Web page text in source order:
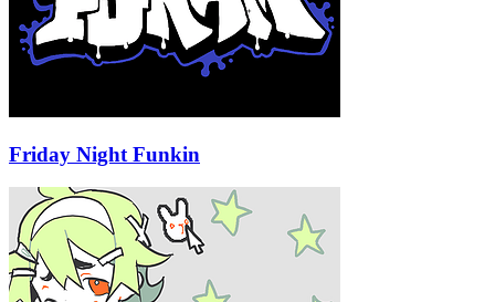
Friday Night Funkin